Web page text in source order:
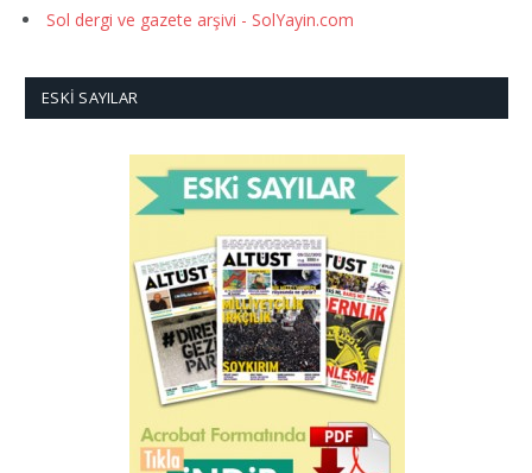
Sol dergi ve gazete arşivi - SolYayin.com
ESKI SAYILAR